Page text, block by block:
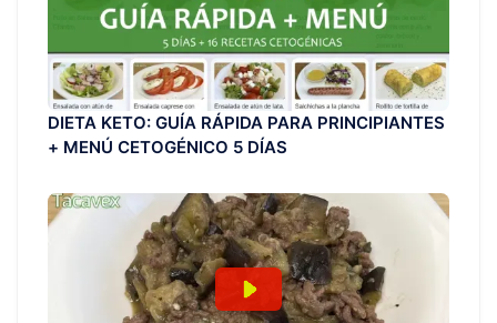
DIETA KETO: GUÍA RÁPIDA PARA PRINCIPIANTES
+ MENÚ CETOGÉNICO 5 DÍAS